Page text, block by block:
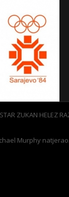
ZUKAN HELEZ
Murphy